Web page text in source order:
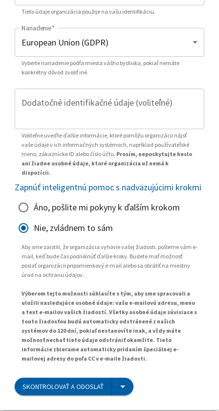
Tieto údaje organizácia použije na vašu identifikáciu.
Nariadenie*
Vyberte nariadenie podľa miesta vášho bydliska, pokiaľ nemáte
konkrétny dôvod zvoliť iné.
Dodatočné identifikačné údaje (voliteľné)
Voliteľne uveďte ďalšie informácie, ktoré pomôžu organizácii nájsť
vaše údaje v ich informačných systémoch, napríklad používateľské
meno, zákaznícke ID alebo číslo účtu. Prosím, neposkytujte heslo
ani žiadne osobné údaje, ktoré organizácia už nemá k
dispozícii.
Zapnúť inteligentnú pomoc s nadväzujúcimi krokmi
Áno, pošlite mi pokyny k ďalším krokom
Nie, zvládnem to sám
Aby sme zaistili, že organizácia vyhovie vašej žiadosti, pošleme vám e-
mail, keď bude čas podniknúť ďalšie kroky. Budete mať možnosť
poslať organizácii pripomienkový e-mail alebo sa obrátiť na miestny
úrad na ochranu údajov.
Výberom tejto možnosti súhlasíte s tým, aby sme spracovali a
uložili nasledujúce osobné údaje: vašu e-mailovú adresu, meno
a text e-mailov vašich žiadostí. Všetky osobné údaje súvisiace s
touto žiadosťou budú automaticky odstránené z našich
systémov do 120 dní, pokiaľ nestanovíte inak, a vždy máte
možnosť nechať tieto údaje odstrániť okamžite. Tieto
informácie zbierame automaticky pridaním špeciálnej e-
mailovej adresy do poľa CC v e-maile žiadosti.
SKONTROLOVAŤ A ODOSLAŤ